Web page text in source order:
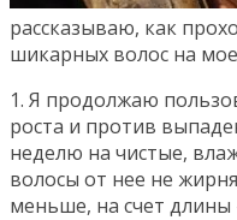
рассказываю, как
шикарных волос на
1. Я продолжаю
роста и против
неделю на чистые,
волосы от нее не
меньше, на счет